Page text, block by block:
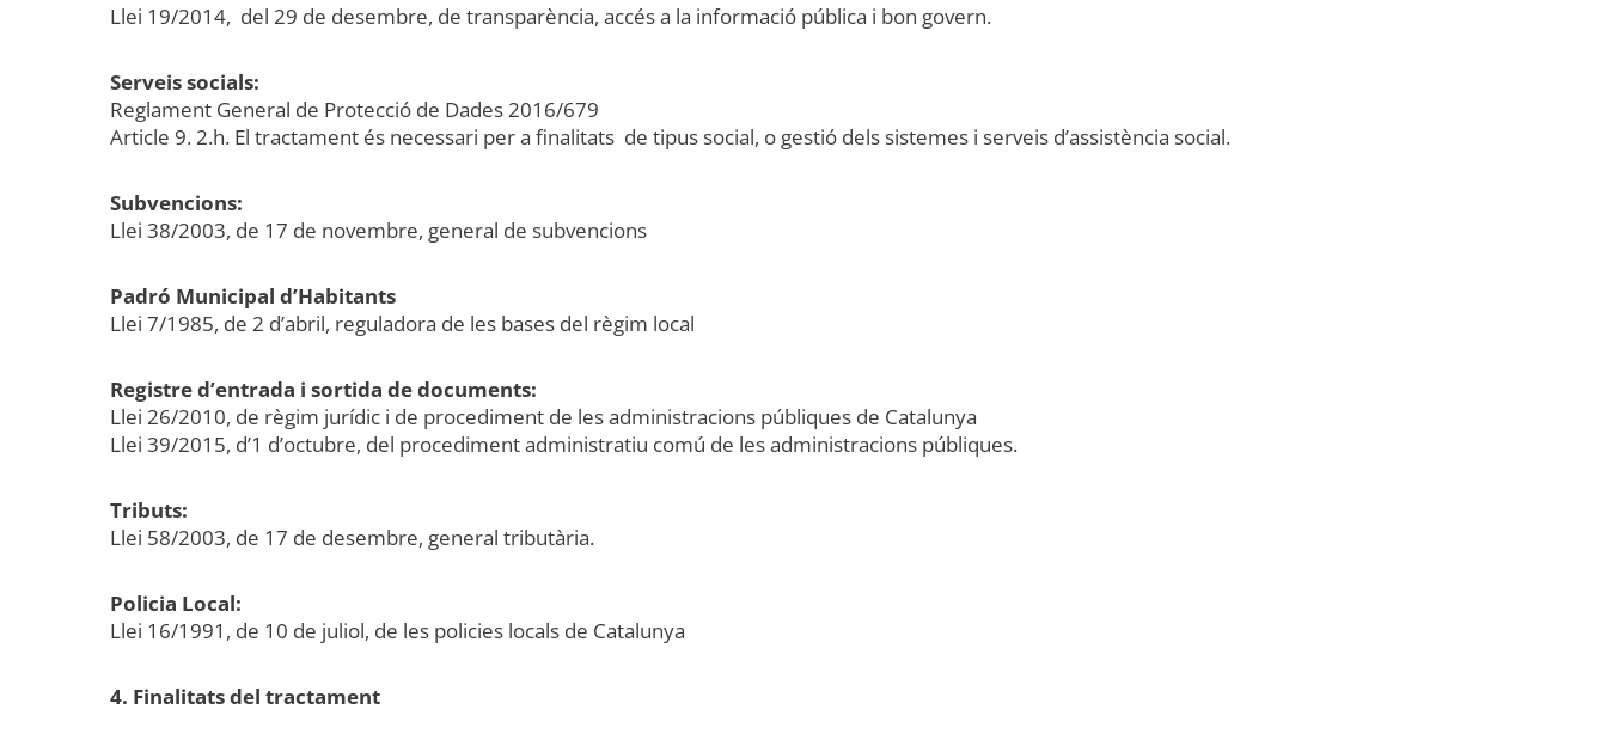
Llei 19/2014, del 29 de desembre, de transparència, accés a la informació pública i bon govern.
Serveis socials:
Reglament General de Protecció de Dades 2016/679
Article 9. 2.h. El tractament és necessari per a finalitats de tipus social, o gestió dels sistemes i serveis d’assistència social.
Subvencions:
Llei 38/2003, de 17 de novembre, general de subvencions
Padró Municipal d’Habitants
Llei 7/1985, de 2 d’abril, reguladora de les bases del règim local
Registre d’entrada i sortida de documents:
Llei 26/2010, de règim jurídic i de procediment de les administracions públiques de Catalunya
Llei 39/2015, d’1 d’octubre, del procediment administratiu comú de les administracions públiques.
Tributs:
Llei 58/2003, de 17 de desembre, general tributària.
Policia Local:
Llei 16/1991, de 10 de juliol, de les policies locals de Catalunya
4. Finalitats del tractament